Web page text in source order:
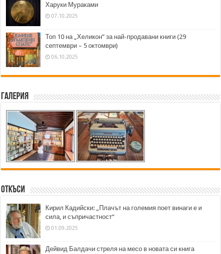
Харуки Мураками
07.10.2025
Топ 10 на „Хеликон” за най-продавани книги (29
септември – 5 октомври)
06.10.2025
Галерия
Откъси
Кирил Кадийски: „Плачът на големия поет винаги е и
сила, и съпричастност“
01.09.2025
Дейвид Балдачи стреля на месо в новата си книга